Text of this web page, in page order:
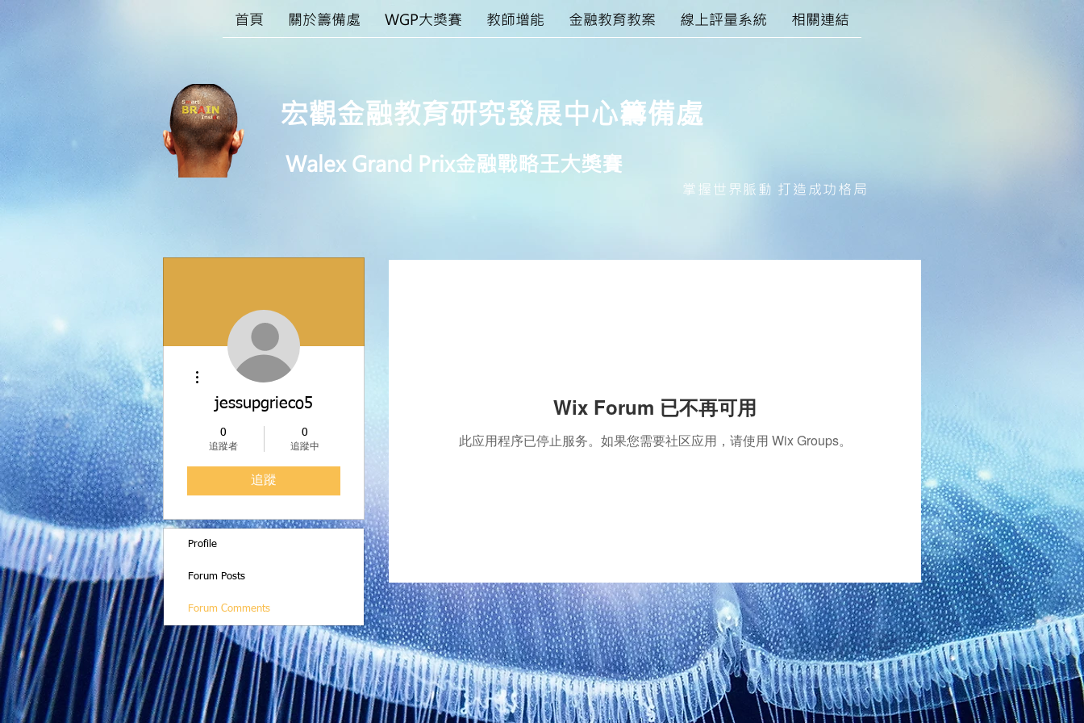
首頁 關於籌備處 WGP大獎賽 教師增能 金融教育教案 線上評量系統 相關連結
宏觀金融教育研究發展中心籌備處
Walex Grand Prix​金融戰略王大獎賽
掌握世界脈動 打造成功格局
Wix Forum 已不再可用
此应用程序已停止服务。如果您需要社区应用，请使用 Wix Groups。
jessupgrieco5
0
追蹤者
0
追蹤中
追蹤
更多動作
Profile
Forum Posts
Forum Comments